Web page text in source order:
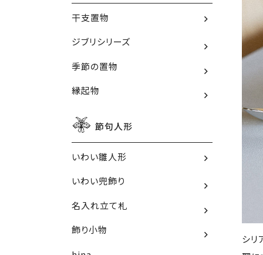
干支置物
ジブリシリーズ
季節の置物
縁起物
節句人形
いわい雛人形
いわい兜飾り
名入れ立て札
飾り小物
シリ